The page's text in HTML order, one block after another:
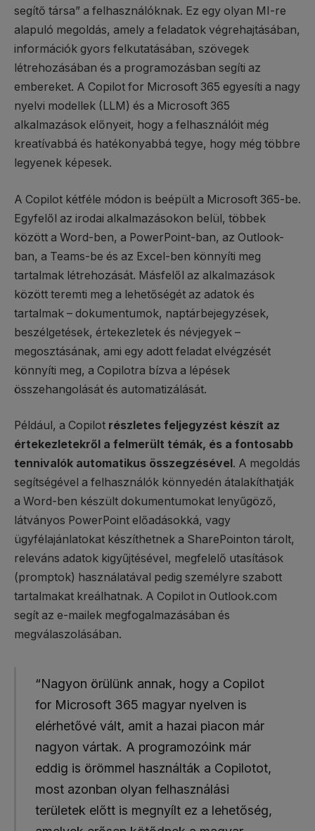
segítő társa” a felhasználóknak. Ez egy olyan MI-re
alapuló megoldás, amely a feladatok végrehajtásában,
információk gyors felkutatásában, szövegek
létrehozásában és a programozásban segíti az
embereket. A Copilot for Microsoft 365 egyesíti a nagy
nyelvi modellek (LLM) és a Microsoft 365
alkalmazások előnyeit, hogy a felhasználóit még
kreatívabbá és hatékonyabbá tegye, hogy még többre
legyenek képesek.
A Copilot kétféle módon is beépült a Microsoft 365-be.
Egyfelől az irodai alkalmazásokon belül, többek
között a Word-ben, a PowerPoint-ban, az Outlook-
ban, a Teams-be és az Excel-ben könnyíti meg
tartalmak létrehozását. Másfelől az alkalmazások
között teremti meg a lehetőségét az adatok és
tartalmak – dokumentumok, naptárbejegyzések,
beszélgetések, értekezletek és névjegyek –
megosztásának, ami egy adott feladat elvégzését
könnyíti meg, a Copilotra bízva a lépések
összehangolását és automatizálását.
Például, a Copilot részletes feljegyzést készít az
értekezletekről a felmerült témák, és a fontosabb
tennivalók automatikus összegzésével . A megoldás
segítségével a felhasználók könnyedén átalakíthatják
a Word-ben készült dokumentumokat lenyűgöző,
látványos PowerPoint előadásokká, vagy
ügyfélajánlatokat készíthetnek a SharePointon tárolt,
releváns adatok kigyűjtésével, megfelelő utasítások
(promptok) használatával pedig személyre szabott
tartalmakat kreálhatnak. A Copilot in Outlook.com
segít az e-mailek megfogalmazásában és
megválaszolásában.
“Nagyon örülünk annak, hogy a Copilot
for Microsoft 365 magyar nyelven is
elérhetővé vált, amit a hazai piacon már
nagyon vártak. A programozóink már
eddig is örömmel használták a Copilotot,
most azonban olyan felhasználási
területek előtt is megnyílt ez a lehetőség,